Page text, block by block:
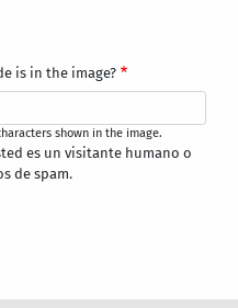
is in the image?
shown in the image.
es un visitante humano o
de spam.